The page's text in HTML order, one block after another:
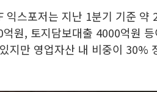
익스포저는 지난 1분기 기준
원, 토지담보대출 4000억원
지만 영업자산 내 비중이 30%